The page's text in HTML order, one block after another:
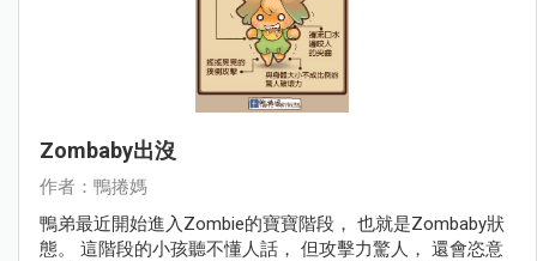
Zombaby出沒
作者：鴨捲媽
鴨弟最近開始進入Zombie的寶寶階段， 也就是Zombaby狀
態。 這階段的小孩聽不懂人話， 但攻擊力驚人， 還會恣意